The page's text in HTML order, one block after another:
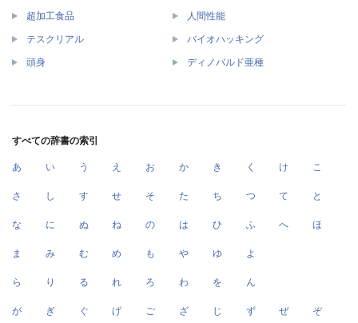
超加工食品 人間性能
テスクリアル バイオハッキング
頭身 ディノバルド亜種
すべての辞書の索引
あ い う え お か き く け こ
さ し す せ そ た ち つ て と
な に ぬ ね の は ひ ふ へ ほ
ま み む め も や ゆ よ
ら り る れ ろ わ を ん
が ぎ ぐ げ ご ざ じ ず ぜ ぞ